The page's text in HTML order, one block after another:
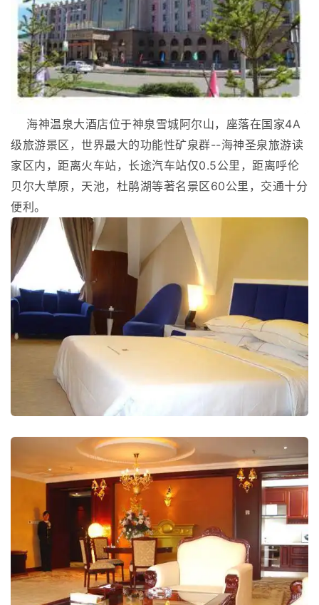
海神温泉大酒店位于神泉雪城阿尔山，座落在国家4A
级旅游景区，世界最大的功能性矿泉群--海神圣泉旅游读
家区内，距离火车站，长途汽车站仅0.5公里，距离呼伦
贝尔大草原，天池，杜鹃湖等著名景区60公里，交通十分
便利。